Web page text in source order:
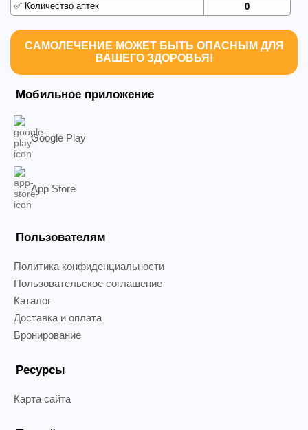
✅ Количество аптек 0
САМОЛЕЧЕНИЕ МОЖЕТ БЫТЬ ОПАСНЫМ ДЛЯ
ВАШЕГО ЗДОРОВЬЯ!
Мобильное приложение
Google Play
App Store
Пользователям
Политика конфиденциальности
Пользовательское соглашение
Каталог
Доставка и оплата
Бронирование
Ресурсы
Карта сайта